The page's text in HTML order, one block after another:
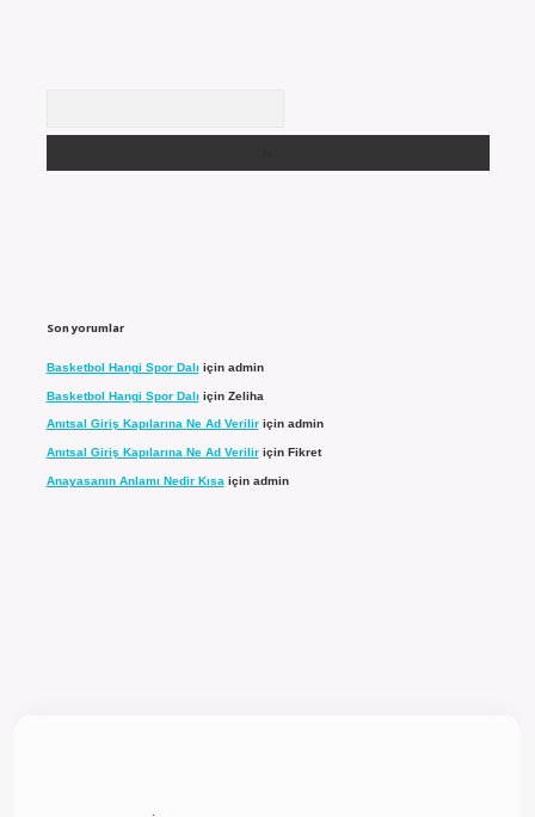
Son yorumlar
Basketbol Hangi Spor Dalı için admin
Basketbol Hangi Spor Dalı için Zeliha
Anıtsal Giriş Kapılarına Ne Ad Veriliriçin admin
Anıtsal Giriş Kapılarına Ne Ad Veriliriçin Fikret
Anayasanın Anlamı Nedir Kısa için admin